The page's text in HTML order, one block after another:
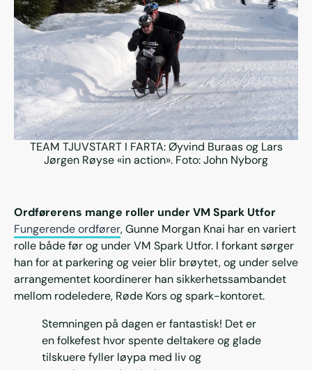
TEAM TJUVSTART I FARTA: Øyvind Buraas og Lars
Jørgen Røyse «in action». Foto: John Nyborg
Ordførerens mange roller under VM Spark Utfor
Fungerende ordfører, Gunne Morgan Knai har en variert
rolle både før og under VM Spark Utfor. I forkant sørger
han for at parkering og veier blir brøytet, og under selve
arrangementet koordinerer han sikkerhetssambandet
mellom rodeledere, Røde Kors og spark-kontoret.
Stemningen på dagen er fantastisk! Det er
en folkefest hvor spente deltakere og glade
tilskuere fyller løypa med liv og